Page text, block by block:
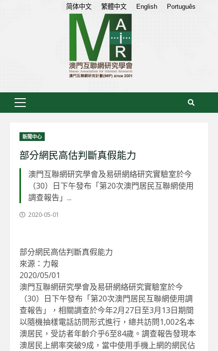
Primary
新聞中心
部分網民高估判斷真假能力
澳門互聯網研究學會及易研網絡研究實驗室於今
（30）日下午發布「第20次澳門居民互聯網使用
調查報告」...
2020-05-01
部分網民高估判斷真假能力
來源：力報
2020/05/01
澳門互聯網研究學會及易研網絡研究實驗室於今
（30）日下午發布「第20次澳門居民互聯網使用調
查報告」，相關調查於今年2月27日至3月13日期間
以隨機抽樣電話訪問形式進行，總共訪問1,002名本
澳居民，受訪者年齡介乎6至84歲。調查報告發現本
澳居民上網率突破9成，當中使用手機上網的網民佔
简体中文 繁體中文 English Português